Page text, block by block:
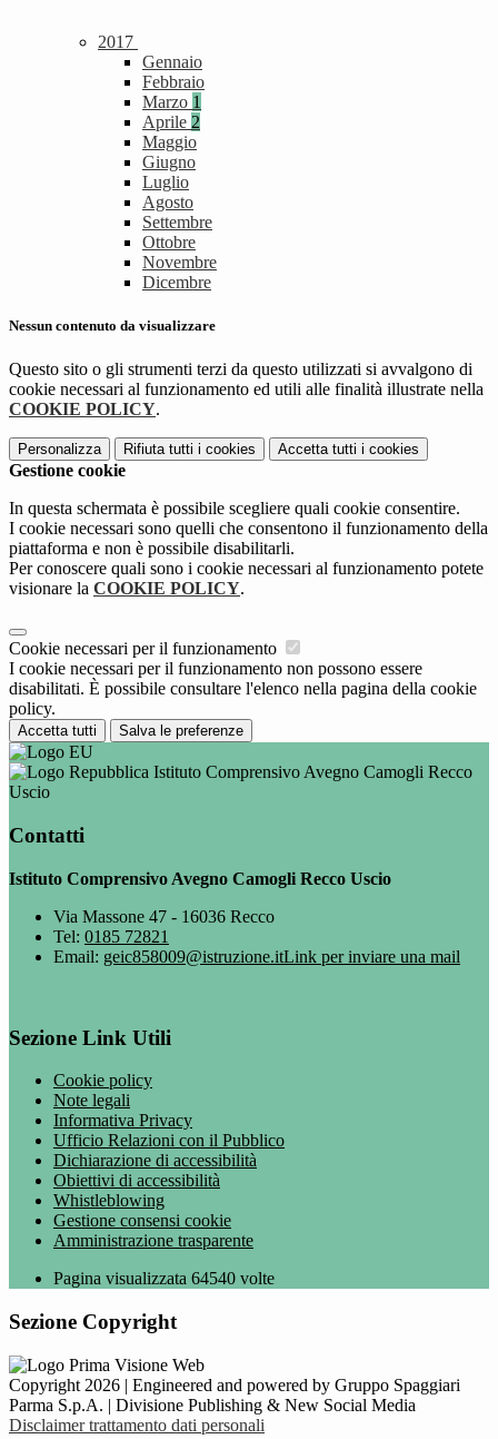
2017
Gennaio
Febbraio
Marzo 1
Aprile 2
Maggio
Giugno
Luglio
Agosto
Settembre
Ottobre
Novembre
Dicembre
Nessun contenuto da visualizzare
Questo sito o gli strumenti terzi da questo utilizzati si avvalgono di
cookie necessari al funzionamento ed utili alle finalità illustrate nella
COOKIE POLICY.
Personalizza Rifiuta tutti i cookies Accetta tutti i cookies
Gestione cookie
In questa schermata è possibile scegliere quali cookie consentire.
I cookie necessari sono quelli che consentono il funzionamento della
piattaforma e non è possibile disabilitarli.
Per conoscere quali sono i cookie necessari al funzionamento potete
visionare la COOKIE POLICY.
Cookie necessari per il funzionamento
I cookie necessari per il funzionamento non possono essere
disabilitati. È possibile consultare l'elenco nella pagina della cookie
policy.
Accetta tutti Salva le preferenze
Istituto Comprensivo Avegno Camogli Recco
Uscio
Contatti
Istituto Comprensivo Avegno Camogli Recco Uscio
Via Massone 47 - 16036 Recco
Tel: 0185 72821
Email: geic858009@istruzione.itLink per inviare una mail
Sezione Link Utili
Cookie policy
Note legali
Informativa Privacy
Ufficio Relazioni con il Pubblico
Dichiarazione di accessibilità
Obiettivi di accessibilità
Whistleblowing
Gestione consensi cookie
Amministrazione trasparente
Pagina visualizzata 64540 volte
Sezione Copyright
Copyright 2026 | Engineered and powered by Gruppo Spaggiari
Parma S.p.A. | Divisione Publishing & New Social Media
Disclaimer trattamento dati personali